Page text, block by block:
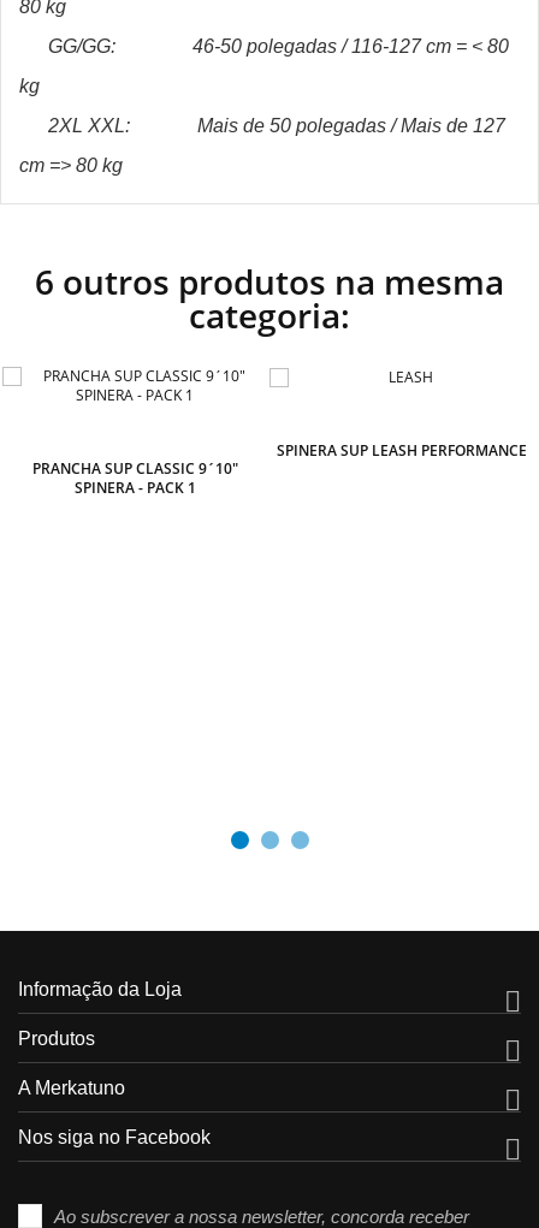
80 kg
GG/GG:
46-50 polegadas / 116-127 cm = < 80
kg
2XL XXL:
Mais de 50 polegadas / Mais de 127
cm => 80 kg
6 outros produtos na mesma
categoria:
PRANCHA SUP CLASSIC 9´10"
SPINERA - PACK 1
SPINERA SUP LEASH PERFORMANCE
Informação da Loja 
Produtos 
A Merkatuno 
Nos siga no Facebook 
Ao subscrever a nossa newsletter, concorda receber